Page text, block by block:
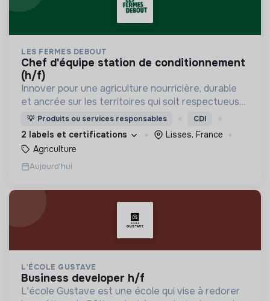
LES FERMES DEBOUT
chef d'équipe station de conditionnement
(h/f)
Innover pour une agriculture nourricière, durable
et ancrée sur les territoires qui soit respectueuse
de l'humain et des écosystèmes
💡 Produits ou services responsables CDI
2 labels et certifications
Lisses, France
Agriculture
Aujourd'hui
L'ÉCOLE GUSTAVE
business developer h/f
L'école Gustave est une école qui vise à redorer